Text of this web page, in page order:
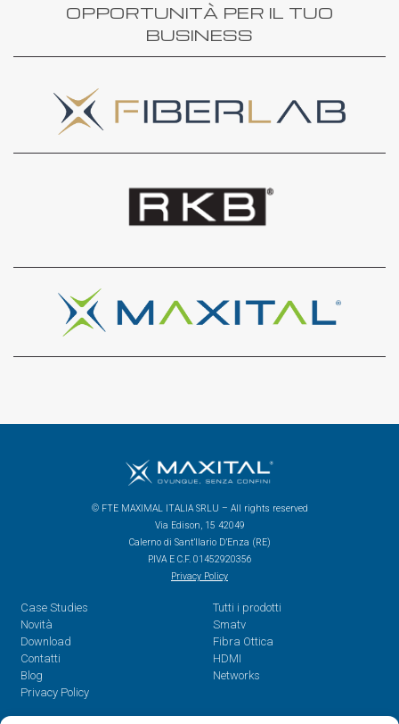
OPPORTUNITÀ PER IL TUO
BUSINESS
© FTE MAXIMAL ITALIA SRLU – All rights reserved
Via Edison, 15 42049
Calerno di Sant’Ilario D’Enza (RE)
P.IVA E C.F. 01452920356
Privacy Policy
Case Studies
Novità
Download
Contatti
Blog
Privacy Policy
Tutti i prodotti
Smatv
Fibra Ottica
HDMI
Networks